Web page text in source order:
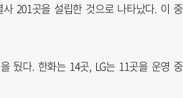
201곳을 설립한 것으로 나타났다. 이 중
뒀다. 한화는 14곳, LG는 11곳을 운영 중